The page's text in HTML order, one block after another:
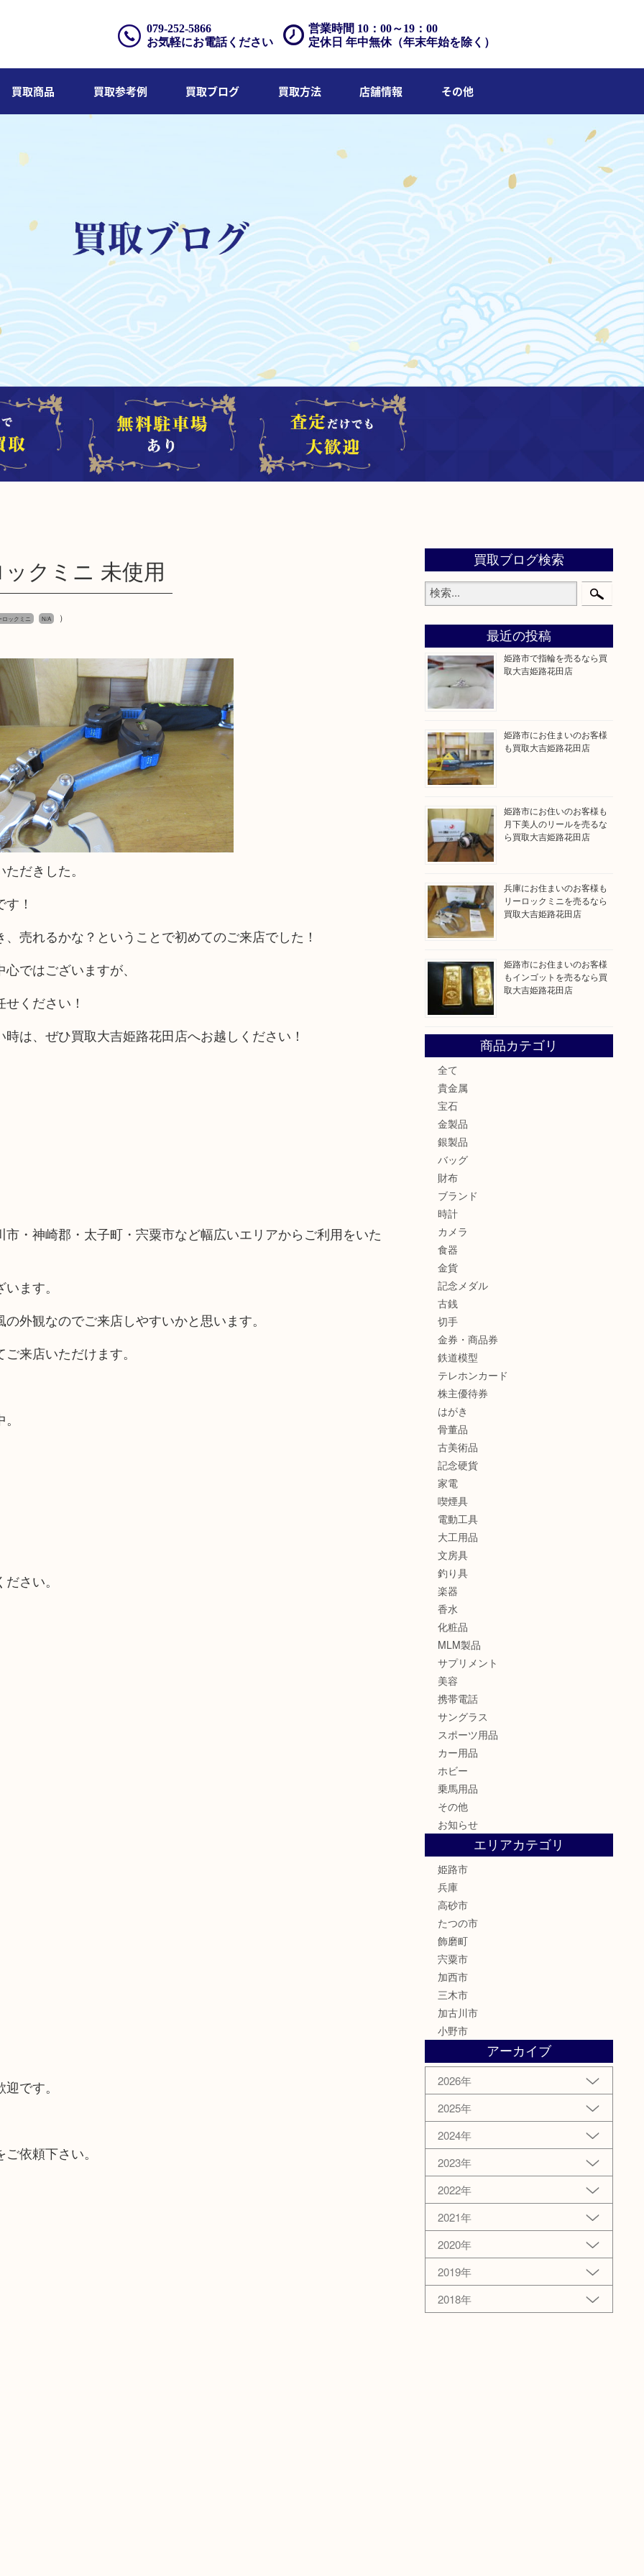
営業時間 10：00～19：00
定休日 年中無休（年末年始を除く）
079-252-5866
お気軽にお電話ください
買取商品 買取参考例 買取ブログ 買取方法 店舗情報 その他
クミニ 未使用
ロックミニ N/A
）
だきした。
！
売れるかな？ということで初めてのご来店でした！
ではございますが、
ください！
は、ぜひ買取大吉姫路花田店へお越しください！
・神崎郡・太子町・宍粟市など幅広いエリアからご利用をいた
ます。
外観なのでご来店しやすいかと思います。
来店いただけます。
さい。
です。
依頼下さい。
買取ブログ検索
最近の投稿
姫路市で指輪を売るなら買
取大吉姫路花田店
姫路市にお住まいのお客様
も買取大吉姫路花田店
姫路市にお住いのお客様も
月下美人のリールを売るな
ら買取大吉姫路花田店
兵庫にお住まいのお客様も
リーロックミニを売るなら
買取大吉姫路花田店
姫路市にお住まいのお客様
もインゴットを売るなら買
取大吉姫路花田店
商品カテゴリ
全て
貴金属
宝石
金製品
銀製品
バッグ
財布
ブランド
時計
カメラ
食器
金貨
記念メダル
古銭
切手
金券・商品券
鉄道模型
テレホンカード
株主優待券
はがき
骨董品
古美術品
記念硬貨
家電
喫煙具
電動工具
大工用品
文房具
釣り具
楽器
香水
化粧品
MLM製品
サプリメント
美容
携帯電話
サングラス
スポーツ用品
カー用品
ホビー
乗馬用品
その他
お知らせ
エリアカテゴリ
姫路市
兵庫
高砂市
たつの市
飾磨町
宍粟市
加西市
三木市
加古川市
小野市
アーカイブ
2026年
2025年
2024年
2023年
2022年
2021年
2020年
2019年
2018年